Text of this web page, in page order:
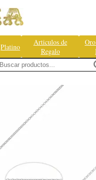
Platino
Articulos de
Regalo